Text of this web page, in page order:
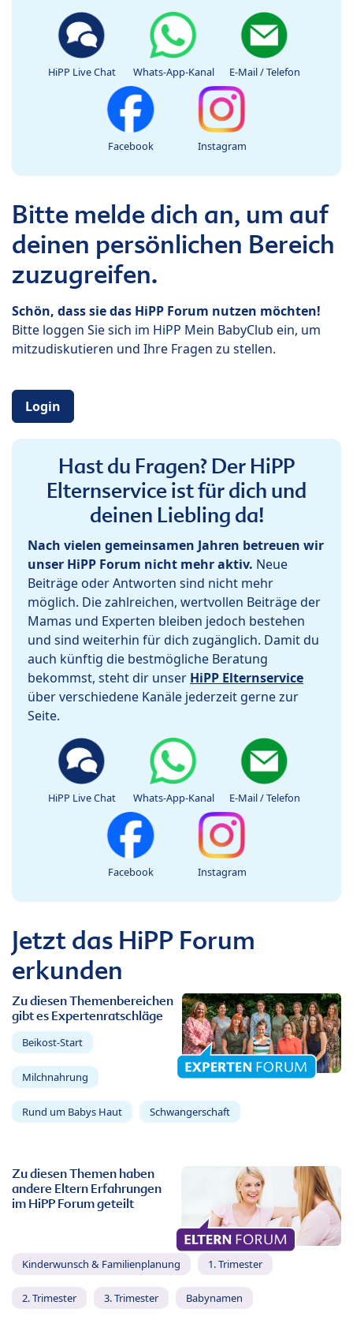
HiPP Live Chat Whats-App-Kanal E-Mail / Telefon
Facebook Instagram
Bitte melde dich an, um auf
deinen persönlichen Bereich
zuzugreifen.
Schön, dass sie das HiPP Forum nutzen möchten!
Bitte loggen Sie sich im HiPP Mein BabyClub ein, um
mitzudiskutieren und Ihre Fragen zu stellen.
Login
Hast du Fragen? Der HiPP
Elternservice ist für dich und
deinen Liebling da!
Nach vielen gemeinsamen Jahren betreuen wir
unser HiPP Forum nicht mehr aktiv. Neue
Beiträge oder Antworten sind nicht mehr
möglich. Die zahlreichen, wertvollen Beiträge der
Mamas und Experten bleiben jedoch bestehen
und sind weiterhin für dich zugänglich. Damit du
auch künftig die bestmögliche Beratung
bekommst, steht dir unser HiPP Elternservice
über verschiedene Kanäle jederzeit gerne zur
Seite.
HiPP Live Chat Whats-App-Kanal E-Mail / Telefon
Facebook Instagram
Jetzt das HiPP Forum
erkunden
Zu diesen Themenbereichen
gibt es Expertenratschläge
Beikost-Start
Milchnahrung
Rund um Babys Haut Schwangerschaft
Zu diesen Themen haben
andere Eltern Erfahrungen
im HiPP Forum geteilt
Kinderwunsch & Familienplanung 1. Trimester
2. Trimester 3. Trimester Babynamen